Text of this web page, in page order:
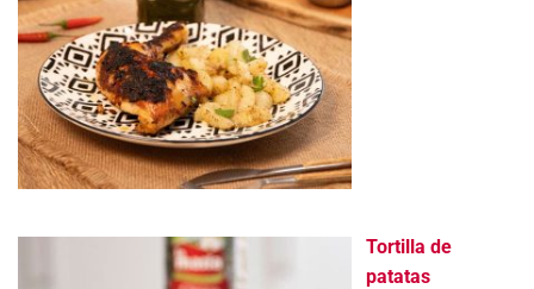
Tortilla de
patatas